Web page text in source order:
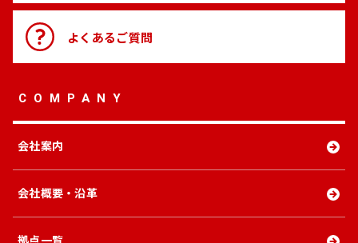
よくあるご質問
COMPANY
会社案内
会社概要・沿革